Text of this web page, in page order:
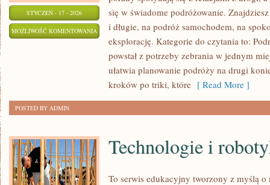
STYCZEŃ - 17 - 2026
MOŻLIWOŚĆ KOMENTOWANIA PODRÓŻE
SOLO
się w świadome podróżowanie.
i długie, na podróż samochodem, na
eksplorację. Kategorie do czytania to:
powstał z potrzeby zebrania w jednym
ułatwia planowanie podróży na drugi
kroków po triki, które [ Read More ]
POSTED BY ADMIN
Technologie i
To serwis edukacyjny tworzony z myślą o